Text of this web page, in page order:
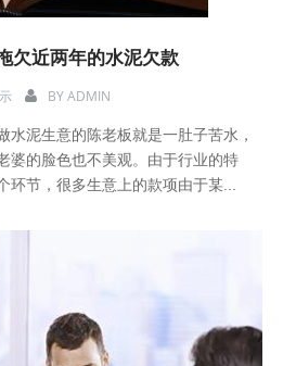
欠近两年的水泥欠款
BYADMIN
水泥生意的陈老板就是一肚子苦水，
婆的脸色也不美观。由于行业的特
环节，很多生意上的款项由于某...